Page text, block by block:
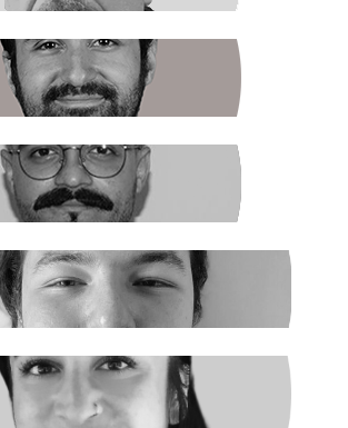
BATUHAN GÜNDOĞDU
Halkın Kendi Kendini Yönetmesi
FIRAT ÖZTAŞ
AKP Kaybetti
EGE ŞAHİN
Madenciler İşaret Verdi
NURSELİ GÖZÜAÇIK
Şiddetin Faili, Çocukların Katili Kim?